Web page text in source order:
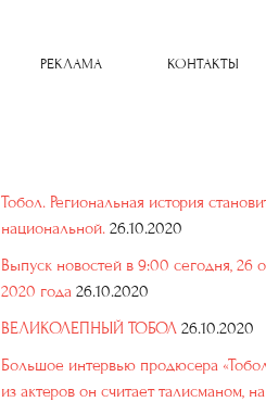
РЕКЛАМА КОНТАКТЫ
Тобол. Региональная история
национальной. 26.10.2020
Выпуск новостей в 9:00 сегодня, 26
2020 года 26.10.2020
ВЕЛИКОЛЕПНЫЙ ТОБОЛ 26.10.2020
Большое интервью продюсера
из актеров он считает талисманом,